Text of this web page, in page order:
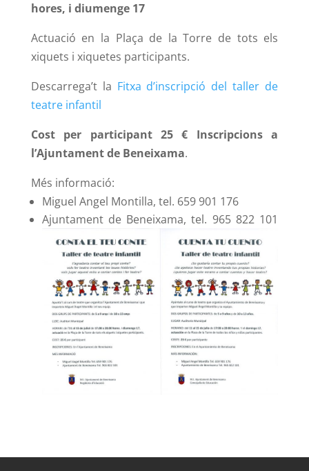
hores, i diumenge 17
Actuació en la Plaça de la Torre de tots els
xiquets i xiquetes participants.
Descarrega’t la Fitxa d’inscripció del taller de
teatre infantil
Cost per participant 25 € Inscripcions a
l’Ajuntament de Beneixama.
Més informació:
Miguel Angel Montilla, tel. 659 901 176
Ajuntament de Beneixama, tel. 965 822 101